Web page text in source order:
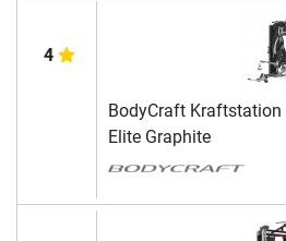
4
BodyCraft Kraftstation
Elite Graphite